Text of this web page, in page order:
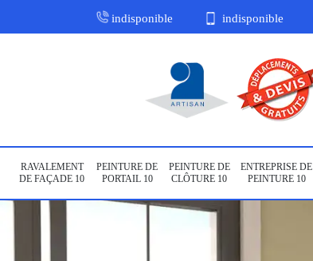
indisponible indisponible
RAVALEMENT
DE FAÇADE 10
PEINTURE DE
PORTAIL 10
PEINTURE DE
CLÔTURE 10
ENTREPRISE DE
PEINTURE 10